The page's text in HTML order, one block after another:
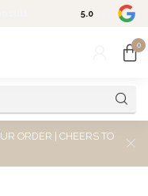
5.0
0
ORDER | CHEERS TO